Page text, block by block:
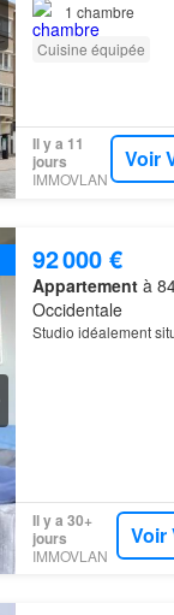
1 chambre
Cuisine équipée
Il y a 11
jours
IMMOVLAN
Voir
92 000 €
Appartementà
Occidentale
Studio idéalement
Il y a 30+
jours
IMMOVLAN
Voir